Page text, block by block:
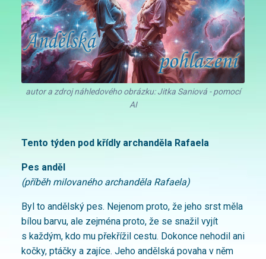
autor a zdroj náhledového obrázku: Jitka Saniová - pomocí
AI
Tento týden pod křídly archanděla Rafaela
Pes anděl
(příběh milovaného archanděla Rafaela)
Byl to andělský pes. Nejenom proto, že jeho srst měla
bílou barvu, ale zejména proto, že se snažil vyjít
s každým, kdo mu překřížil cestu. Dokonce nehodil ani
kočky, ptáčky a zajíce. Jeho andělská povaha v něm